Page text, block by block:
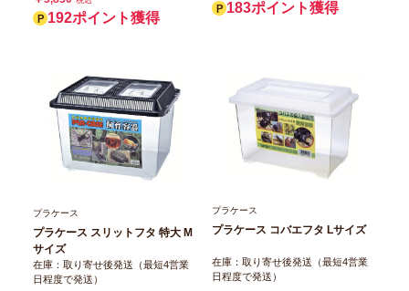
192ポイント獲得
183ポイント獲得
プラケース
プラケース スリットフタ 特大 M
サイズ
在庫：取り寄せ後発送（最短4営業
日程度で発送）
プラケース
プラケース コバエフタ Lサイズ
在庫：取り寄せ後発送（最短4営業
日程度で発送）